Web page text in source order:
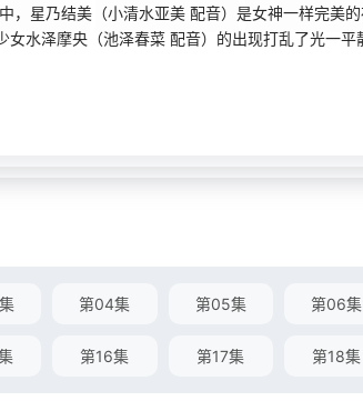
星乃结美（小清水亚美 配音）是女神一样完美
女水泽摩央（池泽春菜 配音）的出现打乱了光一平
第04集 第05集 第06集
第16集 第17集 第18集